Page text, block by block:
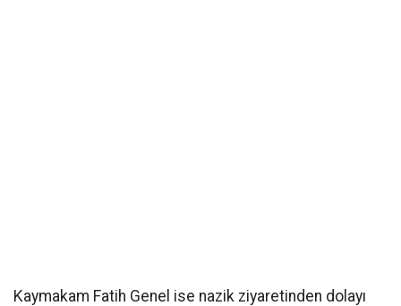
Kaymakam Fatih Genel ise nazik ziyaretinden dolayı